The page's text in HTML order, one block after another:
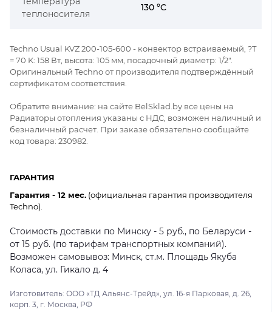
теплоносителя
130 °C
Techno Usual KVZ 200-105-600 - конвектор встраиваемый, ?Т
= 70 K: 158 Вт, высота: 105 мм, посадочный диаметр: 1/2".
Оригинальный Techno от производителя подтверждённый
сертификатом соответствия.
Обратите внимание: на сайте BelSklad.by все цены на
Радиаторы отопления указаны с НДС, возможен наличный и
безналичный расчет. При заказе обязательно сообщайте
код товара: 230982.
ГАРАНТИЯ
Гарантия - 12 мес. (официальная гарантия производителя
Techno).
Стоимость доставки по Минску - 5 руб., по Беларуси -
от 15 руб. (по тарифам транспортных компаний).
Возможен самовывоз: Минск, ст.м. Площадь Якуба
Коласа, ул. Гикало д. 4
Изготовитель: ООО «ТД Альянс-Трейд», ул. 16-я Парковая, д. 26,
корп. 3, г. Москва, РФ